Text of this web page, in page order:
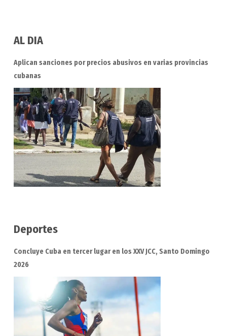
AL DIA
Aplican sanciones por precios abusivos en varias provincias
cubanas
Deportes
Concluye Cuba en tercer lugar en los XXV JCC, Santo Domingo
2026